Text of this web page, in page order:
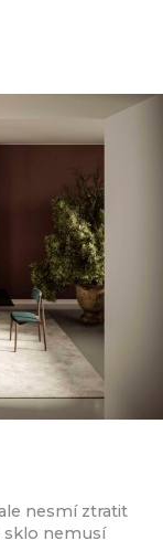
nesmí ztratit
sklo nemusí